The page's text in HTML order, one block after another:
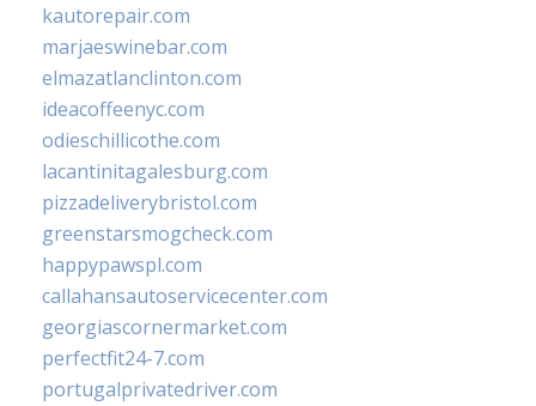
kautorepair.com
marjaeswinebar.com
elmazatlanclinton.com
ideacoffeenyc.com
odieschillicothe.com
lacantinitagalesburg.com
pizzadeliverybristol.com
greenstarsmogcheck.com
happypawspl.com
callahansautoservicecenter.com
georgiascornermarket.com
perfectfit24-7.com
portugalprivatedriver.com